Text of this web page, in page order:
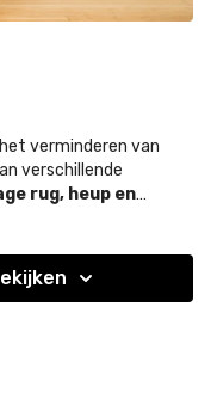
verminderen van
verschillende
rug, heup en
laten na een pittige